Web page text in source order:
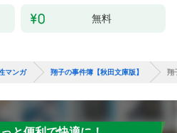
無料
マンガ 翔子の事件簿【秋田文庫版】 翔